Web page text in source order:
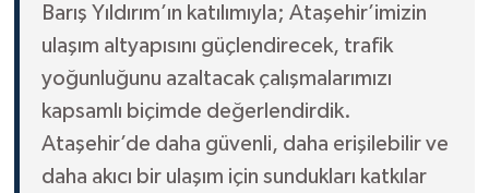
Barış Yıldırım’ın katılımıyla; Ataşehir’imizin
ulaşım altyapısını güçlendirecek, trafik
yoğunluğunu azaltacak çalışmalarımızı
kapsamlı biçimde değerlendirdik.
Ataşehir’de daha güvenli, daha erişilebilir ve
daha akıcı bir ulaşım için sundukları katkılar